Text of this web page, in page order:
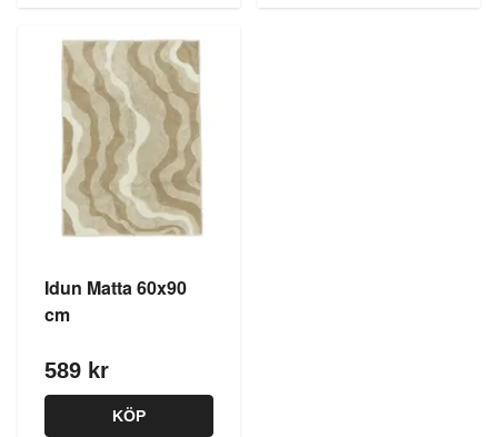
Idun Matta 60x90
cm
589 kr
KÖP